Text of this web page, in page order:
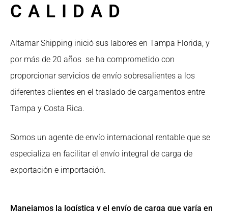
CALIDAD
Altamar Shipping inició sus labores en Tampa Florida, y
por más de 20 años se ha comprometido con
proporcionar servicios de envío sobresalientes a los
diferentes clientes en el traslado de cargamentos entre
Tampa y Costa Rica.
Somos un agente de envío internacional rentable que se
especializa en facilitar el envío integral de carga de
exportación e importación.
Manejamos la logística y el envío de carga que varía en